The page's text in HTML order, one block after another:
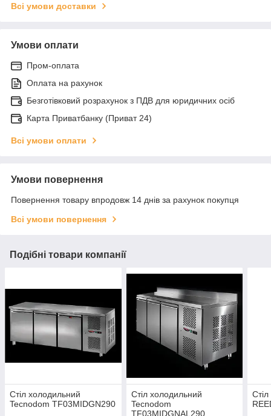
Всі умови доставки
Умови оплати
Пром-оплата
Оплата на рахунок
Безготівковий розрахунок з ПДВ для юридичних осіб
Карта Приватбанку (Приват 24)
Всі умови оплати
Умови повернення
Повернення товару впродовж 14 днів за рахунок покупця
Всі умови повернення
Подібні товари компанії
Стіл холодильний
Tecnodom TF03MIDGN290
Стіл холодильний
Tecnodom
TF03MIDGNAL290